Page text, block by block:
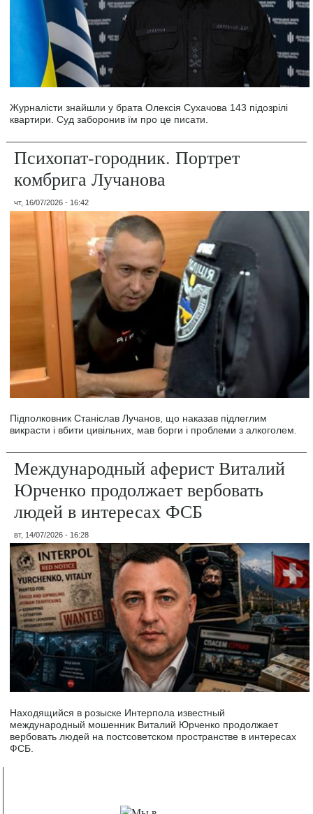
Журналісти знайшли у брата Олексія Сухачова 143 підозрілі
квартири. Суд заборонив їм про це писати.
Психопат-городник. Портрет
комбрига Лучанова
чт, 16/07/2026 - 16:42
Підполковник Станіслав Лучанов, що наказав підлеглим
викрасти і вбити цивільних, мав борги і проблеми з алкоголем.
Международный аферист Виталий
Юрченко продолжает вербовать
людей в интересах ФСБ
вт, 14/07/2026 - 16:28
Находящийся в розыске Интерпола известный
международный мошенник Виталий Юрченко продолжает
вербовать людей на постсоветском пространстве в интересах
ФСБ.